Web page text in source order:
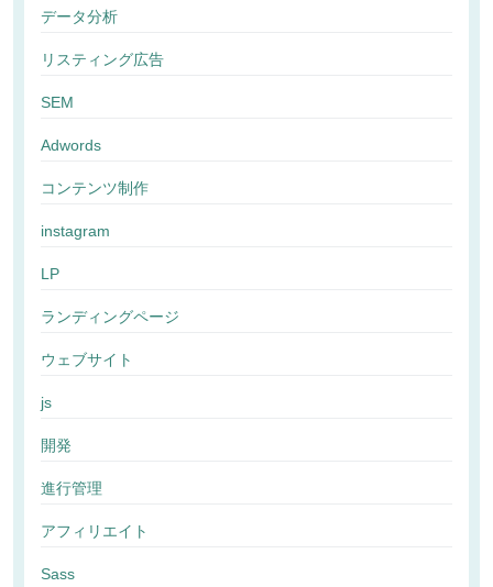
データ分析
リスティング広告
SEM
Adwords
コンテンツ制作
instagram
LP
ランディングページ
ウェブサイト
js
開発
進行管理
アフィリエイト
Sass